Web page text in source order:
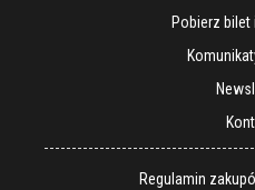
Pobierz
Regulamin